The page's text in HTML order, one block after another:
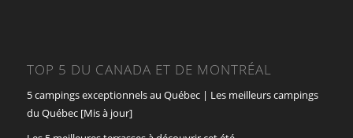
TOP 5 DU CANADA ET DE MONTRÉAL
5 campings exceptionnels au Québec | Les meilleurs campings
du Québec [Mis à jour]